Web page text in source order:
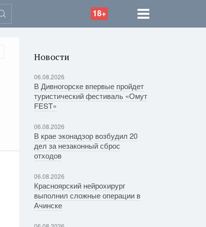
18+
Новости
06.08.2026
В Дивногорске впервые пройдет
туристический фестиваль «Омут
FEST»
06.08.2026
В крае эконадзор возбудил 20
дел за незаконный сброс
отходов
06.08.2026
Красноярский нейрохирург
выполнил сложные операции в
Ачинске